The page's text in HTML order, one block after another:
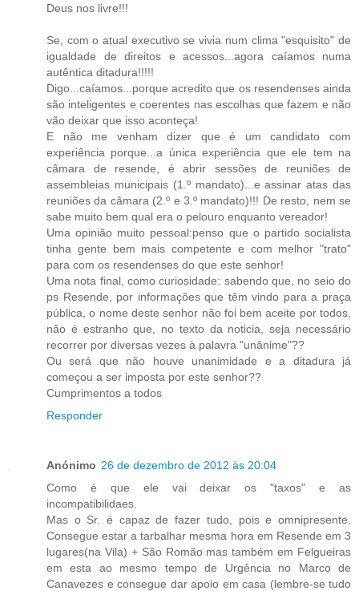
Deus nos livre!!!
Se, com o atual executivo se vivia num clima "esquisito" de
igualdade de direitos e acessos...agora caíamos numa
autêntica ditadura!!!!!
Digo...caíamos...porque acredito que os resendenses ainda
são inteligentes e coerentes nas escolhas que fazem e não
vão deixar que isso aconteça!
E não me venham dizer que é um candidato com
experiência porque...a única experiência que ele tem na
câmara de resende, é abrir sessões de reuniões de
assembleias municipais (1.º mandato)...e assinar atas das
reuniões da câmara (2.º e 3.º mandato)!!! De resto, nem se
sabe muito bem qual era o pelouro enquanto vereador!
Uma opinião muito pessoal:penso que o partido socialista
tinha gente bem mais competente e com melhor "trato"
para com os resendenses do que este senhor!
Uma nota final, como curiosidade: sabendo que, no seio do
ps Resende, por informações que têm vindo para a praça
pública, o nome deste senhor não foi bem aceite por todos,
não é estranho que, no texto da noticia, seja necessário
recorrer por diversas vezes à palavra "unânime"??
Ou será que não houve unanimidade e a ditadura já
começou a ser imposta por este senhor??
Cumprimentos a todos
Responder
Anónimo 26 de dezembro de 2012 às 20:04
Como é que ele vai deixar os "taxos" e as
incompatibilidaes.
Mas o Sr. é capaz de fazer tudo, pois e omnipresente.
Consegue estar a tarbalhar mesma hora em Resende em 3
lugares(na Vila) + São Romão mas também em Felgueiras
em esta ao mesmo tempo de Urgência no Marco de
Canavezes e consegue dar apoio em casa (lembre-se tudo